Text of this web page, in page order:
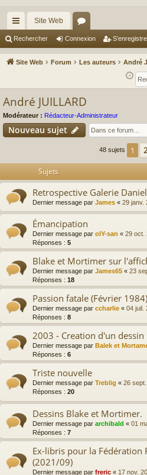
cc
ès
Site Web
or
u
Rechercher Connexion
Site Web Forum Les auteurs André
André JUILLARD
Modérateur : Rédacteur-Administrateur
Nouveau sujet
48 sujets 1
Sujets
Retrospective Galerie
Dernier message par James « 29 janv.
Émancipation
Dernier message par olY-san « 29 oct.
Réponses : 5
Blake et Mortimer sur
Dernier message par James65 « 23
Réponses : 18
Passion fatale (Février 1984)
Dernier message par ccharlie « 04 juil.
Réponses : 8
2003 - Creation d'un dessin
Dernier message par Balek et
Réponses : 6
Triste nouvelle
Dernier message par Treblig « 26
Réponses : 20
Dessins Blake et Mortimer.
Dernier message par archibald « 01
Réponses : 7
Ex-libris pour la Fédération
(2021/09)
Dernier message par freric « 17 nov.